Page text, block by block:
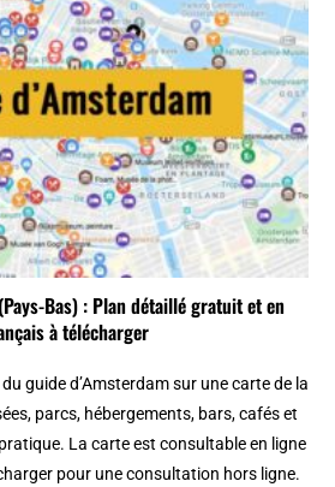
Bas) : Plan détaillé gratuit et en
à télécharger
guide d’Amsterdam sur une carte de la
parcs, hébergements, bars, cafés et
La carte est consultable en ligne
pour une consultation hors ligne.